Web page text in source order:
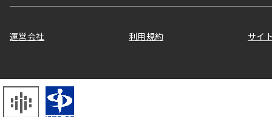
運営会社 利用規約 サイ